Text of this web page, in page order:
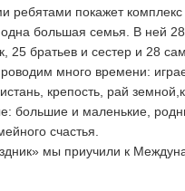
ребятами покажет
большая семья. В ней
25 братьев и сестер и 28
много времени:
крепость, рай
большие и маленькие,
счастья.
мы приучили к